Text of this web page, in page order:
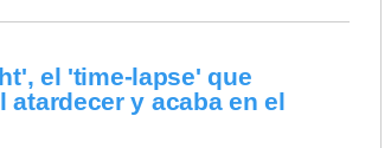
el 'time-lapse' que
atardecer y acaba en el